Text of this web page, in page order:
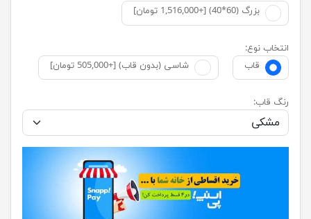
بزرگ (60*40) [+1,516,000 تومان]
انتخاب نوع:
قاب
شاسی (بدون قاب) [+505,000 تومان]
رنگ قاب: